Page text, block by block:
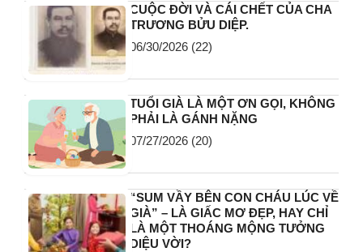
CUỘC ĐỜI VÀ CÁI CHẾT CỦA CHA
TRƯƠNG BỬU DIỆP.
06/30/2026 (22)
TUỔI GIÀ LÀ MỘT ƠN GỌI, KHÔNG
PHẢI LÀ GÁNH NẶNG
07/27/2026 (20)
“SUM VẦY BÊN CON CHÁU LÚC VỀ
GIÀ” – LÀ GIẤC MƠ ĐẸP, HAY CHỈ
LÀ MỘT THOÁNG MỘNG TƯỞNG
DIỆU VỜI?